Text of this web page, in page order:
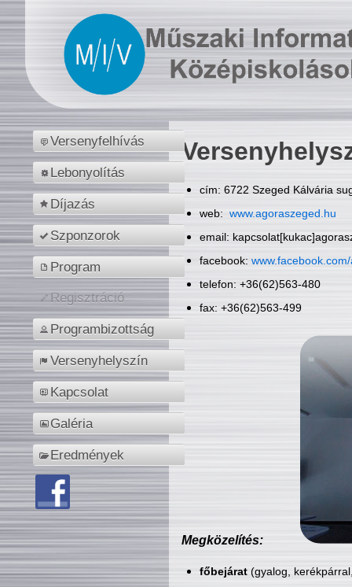
Versenyfelhívás
Lebonyolítás
Díjazás
Szponzorok
Program
Regisztráció
Programbizottság
Versenyhelyszín
Kapcsolat
Galéria
Eredmények
cím: 6722 Szeged Kálvária
web: www.agoraszeged.hu
email:
facebook:
telefon: +36(62)563-480
fax: +36(62)563-499
Megközelítés:
főbejárat(gyalog,